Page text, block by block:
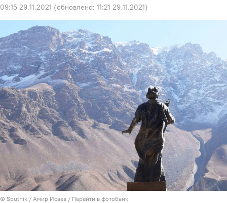
09:15 29.11.2021 (обновлено: 11:21 29.11.2021)
© Sputnik / Амир Исаев / Перейти в фотобанк